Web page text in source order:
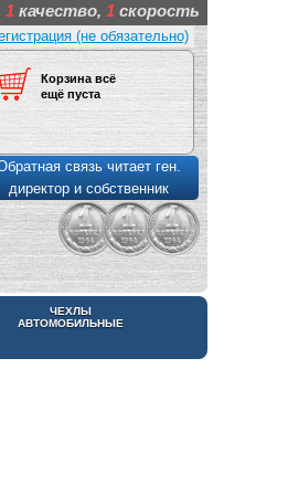
1 качество, 1 скорость
(не обязательно)
Корзина всё
ещё пуста
связь читает ген.
директор и собственник
ЧЕХЛЫ
АВТОМОБИЛЬНЫЕ